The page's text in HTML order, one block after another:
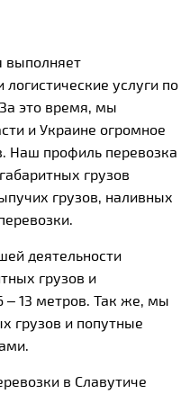
выполняет
логистические услуги по
это время, мы
и Украине огромное
Наш профиль перевозка
грузов
грузов, наливных
деятельности
грузов и
– 13 метров. Так же, мы
грузов и попутные
в Славутиче